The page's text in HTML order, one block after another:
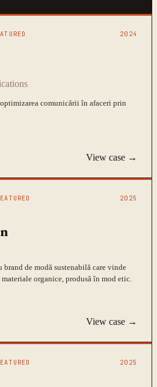
2024
comunicării în afaceri prin
View case →
2025
brand de modă sustenabilă care vinde
organice, produsă în mod etic.
View case →
2025